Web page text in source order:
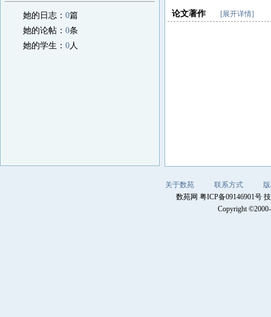
她的日志： 0篇
她的论帖： 0条
她的学生： 0人
论文著作 [展开详情]
关于数苑 联系方式
数苑网 粤ICP备09146901号
Copyright